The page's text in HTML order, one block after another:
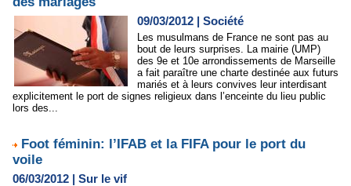
09/03/2012 | Société
Les musulmans de France ne sont pas au
bout de leurs surprises. La mairie (UMP)
des 9e et 10e arrondissements de Marseille
a fait paraître une charte destinée aux futurs
mariés et à leurs convives leur interdisant
explicitement le port de signes religieux dans l’enceinte du lieu public
lors des...
Foot féminin: l’IFAB et la FIFA pour le port du
voile
06/03/2012 | Sur le vif